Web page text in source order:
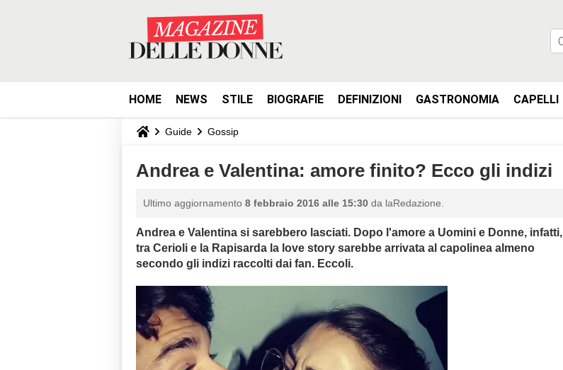
HOME NEWS STILE BIOGRAFIE DEFINIZIONI GASTRONOMIA CAPELLI
Guide Gossip
Andrea e Valentina: amore finito? Ecco gli indizi
Ultimo aggiornamento 8 febbraio 2016 alle 15:30 da laRedazione.
Andrea e Valentina si sarebbero lasciati. Dopo l'amore a Uomini e Donne, infatti,
tra Cerioli e la Rapisarda la love story sarebbe arrivata al capolinea almeno
secondo gli indizi raccolti dai fan. Eccoli.